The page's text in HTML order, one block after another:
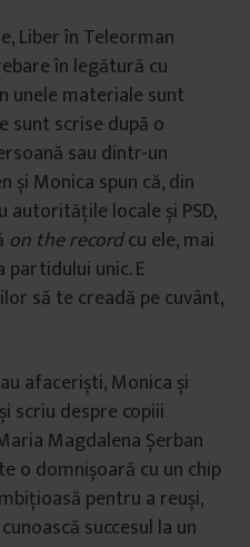
Liber în Teleorman
în legătură cu
unele materiale sunt
sunt scrise după o
sau dintr-un
și Monica spun că, din
locale și PSD,
on the recordcu ele, mai
unic. E
să te creadă pe cuvânt,
afaceriști, Monica și
scriu despre copiii
Magdalena Șerban
o domnișoară cu un chip
pentru a reuși,
succesul la un